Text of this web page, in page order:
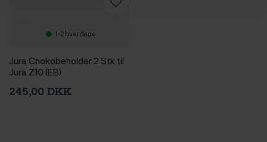
1-2 hverdage
Jura Chokobeholder 2 Stk til
Jura Z10 (EB)
245,00 DKK